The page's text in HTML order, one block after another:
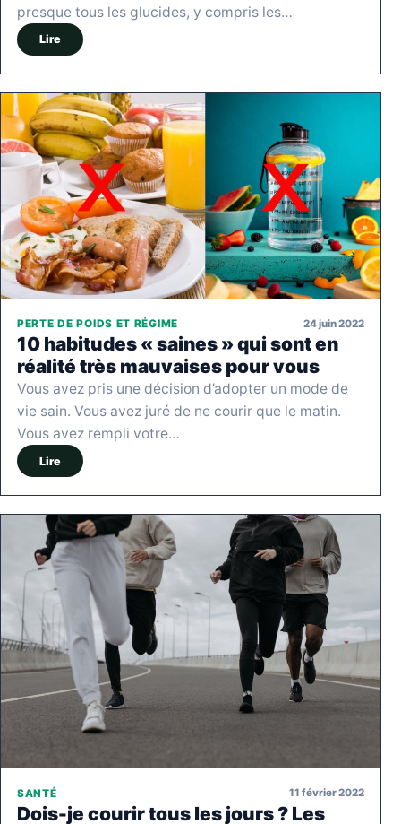
presque tous les glucides, y compris les…
Lire
PERTE DE POIDS ET RÉGIME 24 juin 2022
10 habitudes « saines » qui sont en
réalité très mauvaises pour vous
Vous avez pris une décision d’adopter un mode de
vie sain. Vous avez juré de ne courir que le matin.
Vous avez rempli votre…
Lire
SANTÉ 11 février 2022
Dois-je courir tous les jours ? Les